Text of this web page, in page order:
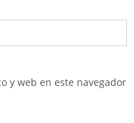
y web en este navegador